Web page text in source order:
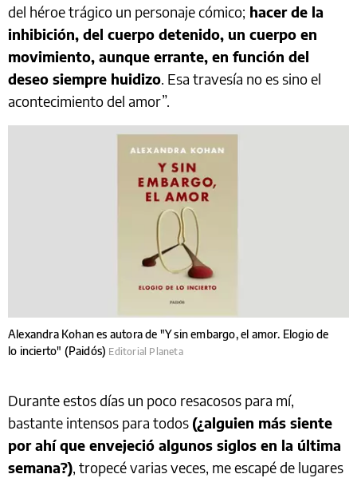
del héroe trágico un personaje cómico; hacer de la
inhibición, del cuerpo detenido, un cuerpo en
movimiento, aunque errante, en función del
deseo siempre huidizo. Esa travesía no es sino el
acontecimiento del amor”.
Alexandra Kohan es autora de "Y sin embargo, el amor. Elogio de
lo incierto" (Paidós) Editorial Planeta
Durante estos días un poco resacosos para mí,
bastante intensos para todos (¿alguien más siente
por ahí que envejeció algunos siglos en la última
semana?), tropecé varias veces, me escapé de lugares